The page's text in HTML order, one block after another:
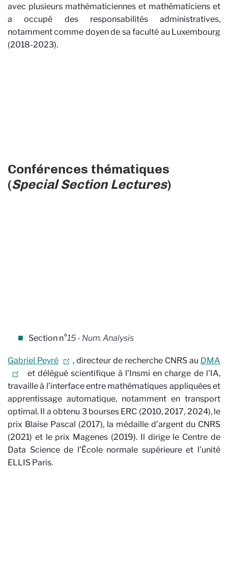
avec plusieurs mathématiciennes et mathématiciens et
a occupé des responsabilités administratives,
notamment comme doyen de sa faculté au Luxembourg
(2018-2023).
Conférences thématiques
(Special Section Lectures)
Section n°15 - Num. Analysis
Gabriel Peyré , directeur de recherche CNRS au DMA
et délégué scientifique à l'Insmi en charge de l'IA,
travaille à l’interface entre mathématiques appliquées et
apprentissage automatique, notamment en transport
optimal. Il a obtenu 3 bourses ERC (2010, 2017, 2024), le
prix Blaise Pascal (2017), la médaille d’argent du CNRS
(2021) et le prix Magenes (2019). Il dirige le Centre de
Data Science de l’École normale supérieure et l’unité
ELLIS Paris.